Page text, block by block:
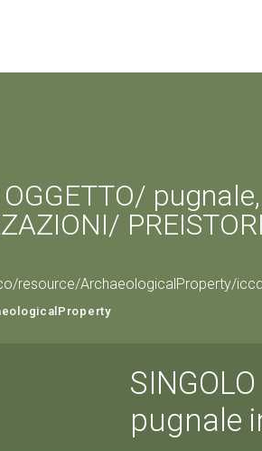
pugnale,
resource/ArchaeologicalProperty/
pugnale